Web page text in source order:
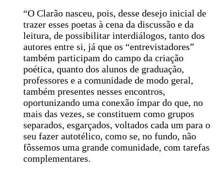
“O Clarão nasceu, pois, desse desejo inicial de
trazer esses poetas à cena da discussão e da
leitura, de possibilitar interdiálogos, tanto dos
autores entre si, já que os “entrevistadores”
também participam do campo da criação
poética, quanto dos alunos de graduação,
professores e a comunidade de modo geral,
também presentes nesses encontros,
oportunizando uma conexão ímpar do que, no
mais das vezes, se constituem como grupos
separados, esgarçados, voltados cada um para o
seu fazer autotélico, como se, no fundo, não
fôssemos uma grande comunidade, com tarefas
complementares.